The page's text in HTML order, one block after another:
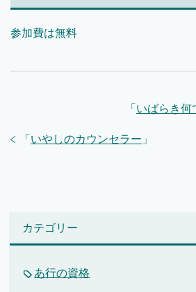
参加費は無料
「 いばらき何
「 いやしのカウンセラー 」
カテゴリー
あ行の資格